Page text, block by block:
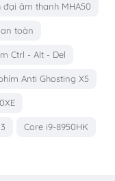
đại âm thanh MHA50
toàn
Ctrl - Alt - Del
Anti Ghosting X5
Core i9-8950HK